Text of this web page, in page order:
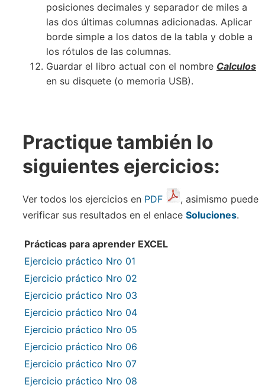
posiciones decimales y separador de miles a
las dos últimas columnas adicionadas. Aplicar
borde simple a los datos de la tabla y doble a
los rótulos de las columnas.
Guardar el libro actual con el nombre Calculos
en su disquete (o memoria USB).
Practique también lo
siguientes ejercicios:
Ver todos los ejercicios en PDF
, asimismo puede
verificar sus resultados en el enlace Soluciones.
Prácticas para aprender EXCEL
Ejercicio práctico Nro 01
Ejercicio práctico Nro 02
Ejercicio práctico Nro 03
Ejercicio práctico Nro 04
Ejercicio práctico Nro 05
Ejercicio práctico Nro 06
Ejercicio práctico Nro 07
Ejercicio práctico Nro 08